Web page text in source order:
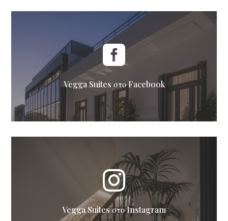

Vegga Suites στο Facebook

Vegga Suites στο Instagram